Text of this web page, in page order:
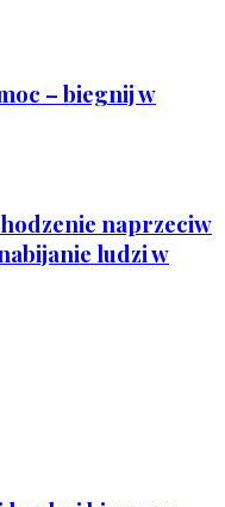
– biegnij w
naprzeciw
ludzi w